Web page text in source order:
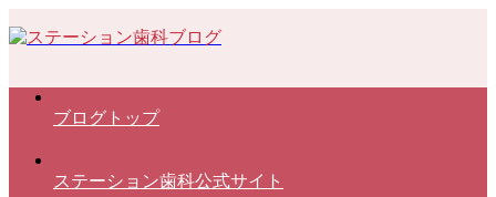
ブログトップ
ステーション歯科公式サイト